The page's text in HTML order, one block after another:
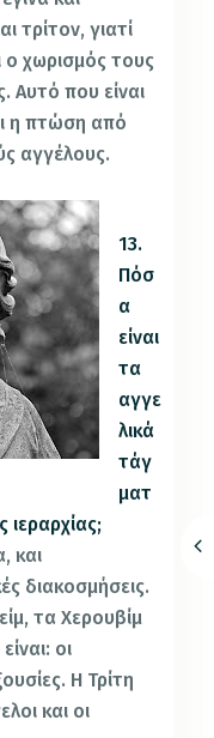
τρίτον, γιατί
χωρισμός τους
Αυτό που είναι
η πτώση από
αγγέλους.
13.
Πόσ
α
είναι
τα
αγγε
λικά
τάγ
ματ
και
διακοσμήσεις.
τα Χερουβίμ
οι
Η Τρίτη
και οι